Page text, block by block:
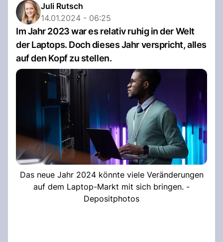
Juli Rutsch
14.01.2024 - 06:25
Im Jahr 2023 war es relativ ruhig in der Welt
der Laptops. Doch dieses Jahr verspricht, alles
auf den Kopf zu stellen.
Das neue Jahr 2024 könnte viele Veränderungen
auf dem Laptop-Markt mit sich bringen. -
Depositphotos